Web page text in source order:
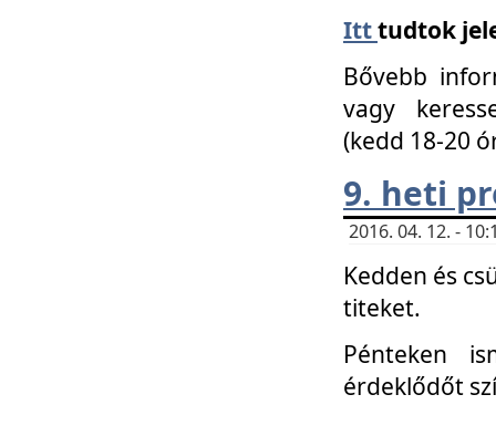
Itttudtok
Bővebb
vagy
(kedd 18-20
9. heti
2016. 04. 12. -
Kedden és
titeket.
Pénteken
érdeklődőt